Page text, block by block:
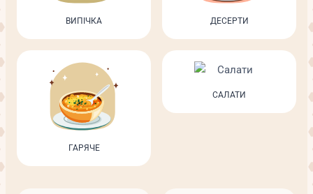
ВИПІЧКА ДЕСЕРТИ
ГАРЯЧЕ
САЛАТИ